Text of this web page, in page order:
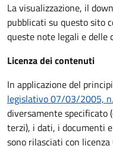
La visualizzazione, il
pubblicati su questo sito
queste note legali e delle
Licenza dei contenuti
In applicazione del
legislativo 07/03/2005,
diversamente specificato
terzi), i dati, i documenti
sono rilasciati con licenza